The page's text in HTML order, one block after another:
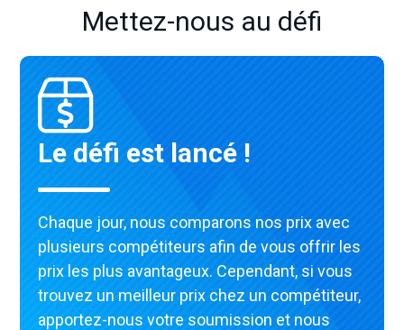
Mettez-nous au défi
Le défi est lancé !
Chaque jour, nous comparons nos prix avec
plusieurs compétiteurs afin de vous offrir les
prix les plus avantageux. Cependant, si vous
trouvez un meilleur prix chez un compétiteur,
apportez-nous votre soumission et nous